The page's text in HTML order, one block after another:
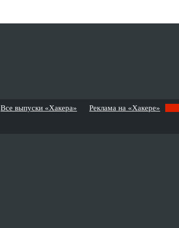
Все выпуски «Хакера» Реклама на «Хакере»